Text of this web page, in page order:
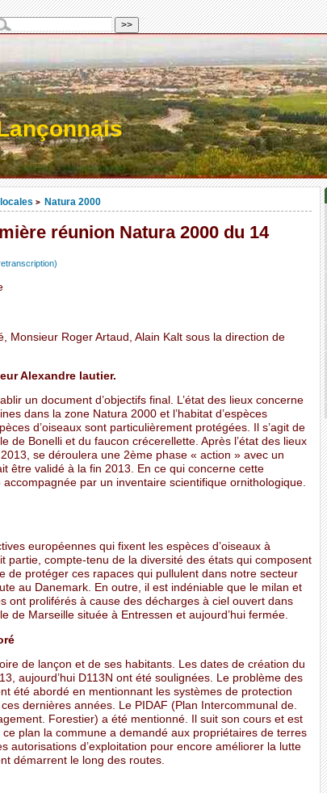
> Natura 2000
réunion Natura 2000 du 14
Monsieur Roger Artaud, Alain Kalt sous la direction de
Alexandre lautier.
un document d’objectifs final. L’état des lieux concerne
dans la zone Natura 2000 et l’habitat d’espèces
d’oiseaux sont particulièrement protégées. Il s’agit de
de Bonelli et du faucon crécerellette. Après l’état des lieux
se déroulera une 2ème phase « action » avec un
être validé à la fin 2013. En ce qui concerne cette
par un inventaire scientifique ornithologique.
européennes qui fixent les espèces d’oiseaux à
partie, compte-tenu de la diversité des états qui composent
de protéger ces rapaces qui pullulent dans notre secteur
au Danemark. En outre, il est indéniable que le milan et
ont proliférés à cause des décharges à ciel ouvert dans
de Marseille située à Entressen et aujourd’hui fermée.
de lançon et de ses habitants. Les dates de création du
aujourd’hui D113N ont été soulignées. Le problème des
été abordé en mentionnant les systèmes de protection
dernières années. Le PIDAF (Plan Intercommunal de.
Forestier) a été mentionné. Il suit son cours et est
plan la commune a demandé aux propriétaires de terres
autorisations d’exploitation pour encore améliorer la lutte
démarrent le long des routes.